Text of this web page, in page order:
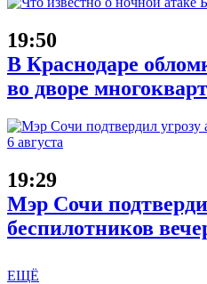
19:50
В Краснодаре
во дворе
19:29
Мэр Сочи
беспилотников
ЕЩЁ